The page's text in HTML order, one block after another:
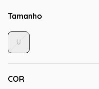
Tamanho
COR
U